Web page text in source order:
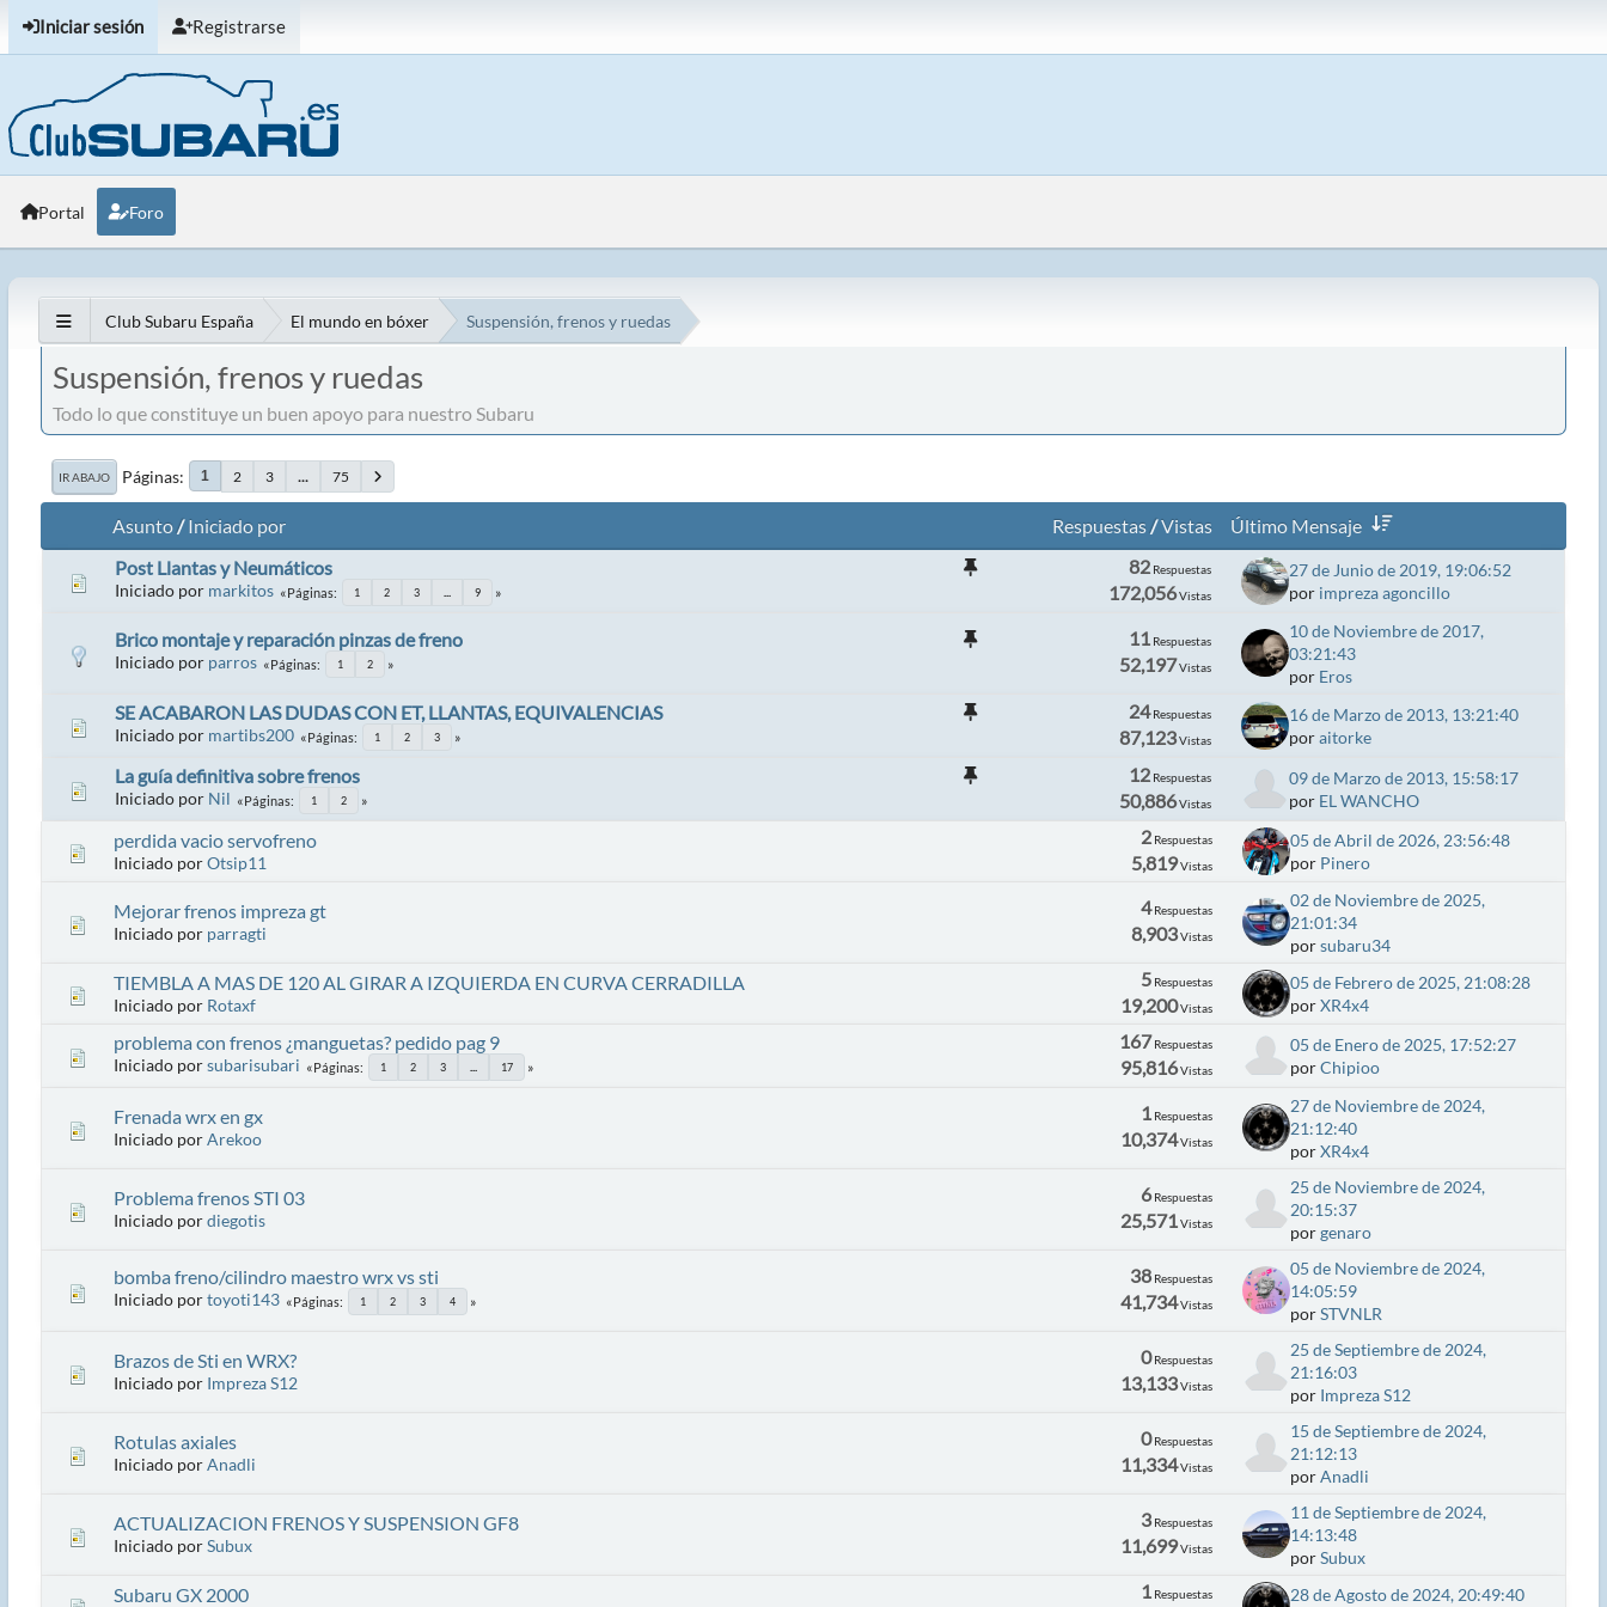
Iniciar sesión Registrarse
Portal Foro
Club Subaru España El mundo en bóxer Suspensión, frenos y ruedas
Suspensión, frenos y ruedas
Todo lo que constituye un buen apoyo para nuestro Subaru
IR ABAJO Páginas 1 2 3 ... 75
Asunto/Iniciado por Respuestas/Vistas
Último Mensaje
Post Llantas y Neumáticos
Iniciado por markitos Páginas 1 2 3 9
82 Respuestas
172,056Vistas
27 de Junio de 2019, 19:06:52
por impreza agoncillo
Brico montaje y reparación pinzas de freno
Iniciado por parros Páginas 1 2
11 Respuestas
52,197Vistas
10 de Noviembre de 2017,
03:21:43
por Eros
SE ACABARON LAS DUDAS CON ET, LLANTAS, EQUIVALENCIAS
Iniciado por martibs200 Páginas 1 2 3
24Respuestas
87,123Vistas
16 de Marzo de 2013, 13:21:40
poraitorke
La guía definitiva sobre frenos
Iniciado por Nil Páginas 1 2
12 Respuestas
50,886Vistas
09 de Marzo de 2013, 15:58:17
por EL WANCHO
perdida vacio servofreno
Iniciado porOtsip11
2Respuestas
5,819Vistas
05 de Abril de 2026, 23:56:48
por Pinero
Mejorar frenos impreza gt
Iniciado por parragti
4Respuestas
8,903Vistas
02 de Noviembre de 2025,
21:01:34
porsubaru34
TIEMBLA A MAS DE 120 AL GIRAR A IZQUIERDA EN CURVA CERRADILLA
Iniciado por Rotaxf
5Respuestas
19,200Vistas
05 de Febrero de 2025, 21:08:28
porXR4x4
problema con frenos ¿manguetas? pedido pag 9
Iniciado porsubarisubari Páginas 1 2 3 17
167Respuestas
95,816Vistas
05 de Enero de 2025, 17:52:27
porChipioo
Frenada wrx en gx
Iniciado porArekoo
1Respuestas
10,374Vistas
27 de Noviembre de 2024,
21:12:40
porXR4x4
Problema frenos STI 03
Iniciado pordiegotis
6Respuestas
25,571Vistas
25 de Noviembre de 2024,
20:15:37
porgenaro
bomba freno/cilindro maestro wrx vs sti
Iniciado portoyoti143 Páginas 1 2 3 4
38Respuestas
41,734Vistas
05 de Noviembre de 2024,
14:05:59
porSTVNLR
Brazos de Sti en WRX?
Iniciado por Impreza S12
0Respuestas
13,133Vistas
25 de Septiembre de 2024,
21:16:03
por Impreza S12
Rotulas axiales
Iniciado porAnadli
0Respuestas
11,334Vistas
15 de Septiembre de 2024,
21:12:13
porAnadli
ACTUALIZACION FRENOS Y SUSPENSION GF8
Iniciado porSubux
3Respuestas
11,699Vistas
11 de Septiembre de 2024,
14:13:48
porSubux
Subaru GX 2000 1Respuestas
28 de Agosto de 2024, 20:49:40